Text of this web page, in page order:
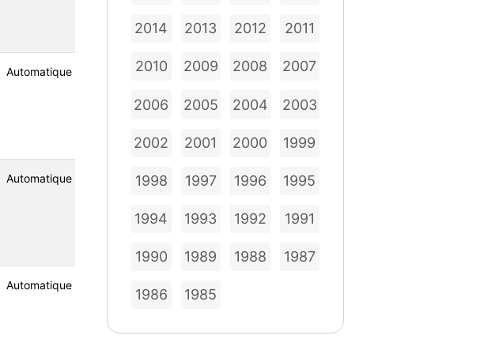
Automatique
Automatique
Automatique
2014 2013 2012 2011
2010 2009 2008 2007
2006 2005 2004 2003
2002 2001 2000 1999
1998 1997 1996 1995
1994 1993 1992 1991
1990 1989 1988 1987
1986 1985